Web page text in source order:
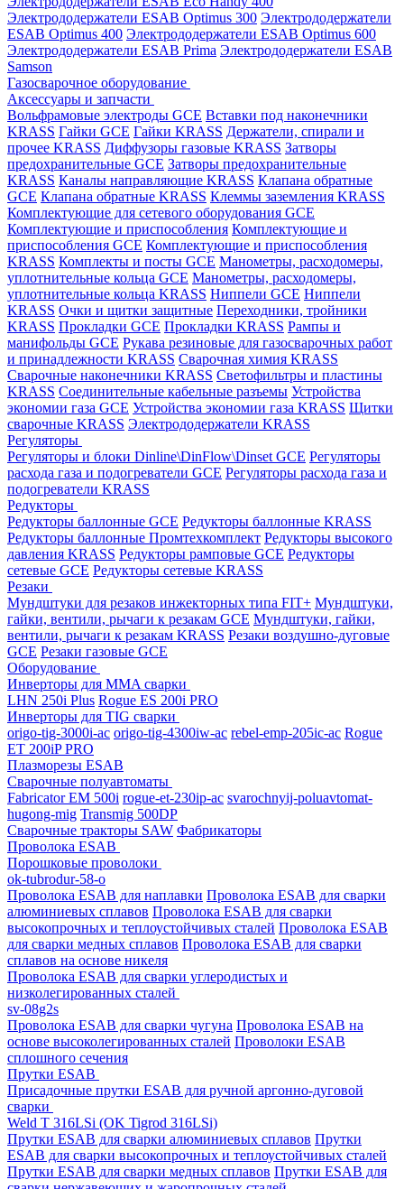
Электрододержатели ESAB Optimus 300 Электрододержатели
ESAB Optimus 400 Электрододержатели ESAB Optimus 600
Электрододержатели ESAB Prima Электрододержатели ESAB
Samson
Газосварочное оборудование
Аксессуары и запчасти
Вольфрамовые электроды GCE Вставки под наконечники
KRASS Гайки GCE Гайки KRASS Держатели, спирали и
прочее KRASS Диффузоры газовые KRASS Затворы
предохранительные GCE Затворы предохранительные
KRASS Каналы направляющие KRASS Клапана обратные
GCE Клапана обратные KRASS Клеммы заземления KRASS
Комплектующие для сетевого оборудования GCE
Комплектующие и приспособления Комплектующие и
приспособления GCE Комплектующие и приспособления
KRASS Комплекты и посты GCE Манометры, расходомеры,
уплотнительные кольца GCE Манометры, расходомеры,
уплотнительные кольца KRASS Ниппели GCE Ниппели
KRASS Очки и щитки защитные Переходники, тройники
KRASS Прокладки GCE Прокладки KRASS Рампы и
манифольды GCE Рукава резиновые для газосварочных работ
и принадлежности KRASS Сварочная химия KRASS
Сварочные наконечники KRASS Светофильтры и пластины
KRASS Соединительные кабельные разъемы Устройства
экономии газа GCE Устройства экономии газа KRASS Щитки
сварочные KRASS Электрододержатели KRASS
Регуляторы
Регуляторы и блоки Dinline\DinFlow\Dinset GCE Регуляторы
расхода газа и подогреватели GCE Регуляторы расхода газа и
подогреватели KRASS
Редукторы
Редукторы баллонные GCE Редукторы баллонные KRASS
Редукторы баллонные Промтехкомплект Редукторы высокого
давления KRASS Редукторы рамповые GCE Редукторы
сетевые GCE Редукторы сетевые KRASS
Резаки
Мундштуки для резаков инжекторных типа FIT+ Мундштуки,
гайки, вентили, рычаги к резакам GCE Мундштуки, гайки,
вентили, рычаги к резакам KRASS Резаки воздушно-дуговые
GCE Резаки газовые GCE
Оборудование
Инверторы для MMA сварки
LHN 250i Plus Rogue ES 200i PRO
Инверторы для TIG сварки
origo-tig-3000i-ac origo-tig-4300iw-ac rebel-emp-205ic-ac Rogue
ET 200iP PRO
Плазморезы ESAB
Сварочные полуавтоматы
Fabricator EM 500i rogue-et-230ip-ac svarochnyij-poluavtomat-
hugong-mig Transmig 500DP
Сварочные тракторы SAW Фабрикаторы
Проволока ESAB
Порошковые проволоки
ok-tubrodur-58-o
Проволока ESAB для наплавки Проволока ESAB для сварки
алюминиевых сплавов Проволока ESAB для сварки
высокопрочных и теплоустойчивых сталей Проволока ESAB
для сварки медных сплавов Проволока ESAB для сварки
сплавов на основе никеля
Проволока ESAB для сварки углеродистых и
низколегированных сталей
sv-08g2s
Проволока ESAB для сварки чугуна Проволока ESAB на
основе высоколегированных сталей Проволоки ESAB
сплошного сечения
Прутки ESAB
Присадочные прутки ESAB для ручной аргонно-дуговой
сварки
Weld T 316LSi (OK Tigrod 316LSi)
Прутки ESAB для сварки алюминиевых сплавов Прутки
ESAB для сварки высокопрочных и теплоустойчивых сталей
Прутки ESAB для сварки медных сплавов Прутки ESAB для